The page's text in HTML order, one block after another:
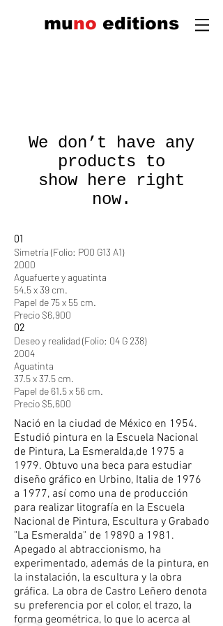
muno editions
We don’t have any
products to
show here right
now.
01
Simetría (Folio: P00 G13 A1)
2000
Aguafuerte y aguatinta
54.5 x 39 cm.
Papel de 75 x 55 cm.
Precio $6,900
02
Deseo y realidad (Folio: 04 G 238)
2004
Aguatinta
37.5 x 37.5 cm.
Papel de 61.5 x 56 cm.
Precio $5,600
Nació en la ciudad de México en 1954.
Estudió pintura en la Escuela Nacional
de Pintura, La Esmeralda,de 1975 a
1979. Obtuvo una beca para estudiar
diseño gráfico en Urbino, Italia de 1976
a 1977, así como una de producción
para realizar litografía en la Escuela
Nacional de Pintura, Escultura y Grabado
"La Esmeralda" de 19890 a 1981.
Apegado al abtraccionismo, ha
experimentado, además de la pintura, en
la instalación, la escultura y la obra
gráfica. La obra de Castro Leñero denota
su preferencia por el color, el trazo, la
forma geométrica, lo que lo acerca al